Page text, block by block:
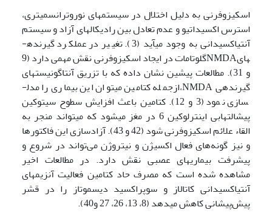
اسکیزوفرنی به دلیل اختلال در سیستم­های نورو­ترانسمیتری،
استرس اکسیداتیو و عدم تعادل بین رادیکال­های آزاد و سیستم
آنتی­اکسیدانی به وجود می­آید (3). تغییر در عملکرد گیرنده­
هایNMDAگلوتامات در ایجاد اسکیزوفرنی نقش مهمی دارد (9
و 31). مطالعات پیشین نشان داده که با تزریق آنتاگونیست­های
گیرنده­ی NMDA،ازجمله کتامین می­توان این بیماری را مدل­
سازی نمود (3 و 12). کتامین باعث افزایش سطوح سیتوکین
پیش­التهابی اینترلوکین 6 در مغز می‏شود که می­تواند منجر به
القاء علائم اسکیزوفرنی شود (42 و 43). آزادسازی این فاکتورها
و نیز گونه‌های فعال اکسیژن و نیتروژن می‌تواند در شروع و
پیشرفت بیماری­های عصبی نقش دارد. در مطالعات اخیر
مشاهده ‌شده است که مصرف حاد کتامین فعالیت آنزیم‏های
آنتی­اکسیدانی کاتالاز و سوپراکسید دیسموتاز را در قشر
پیش‌پیشانی کاهش می‏دهد (8، 13، 26، 27 و40).